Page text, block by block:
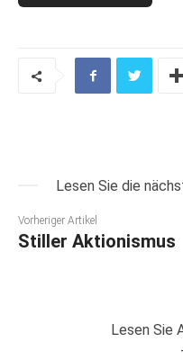
Lesen Sie die
Vorheriger Artikel
Stiller Aktionismus
Lesen Sie